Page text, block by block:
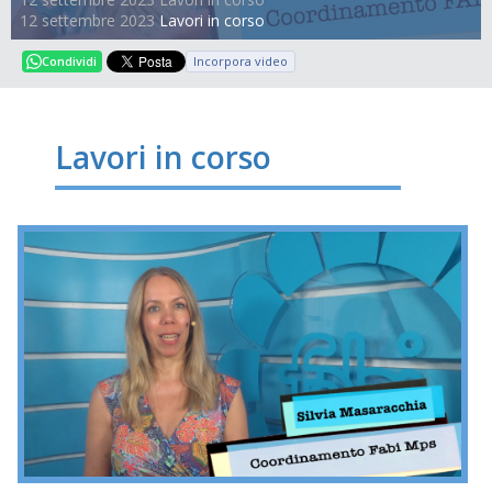
12 settembre 2023 Lavori in corso
Condividi Incorpora video
Lavori in corso